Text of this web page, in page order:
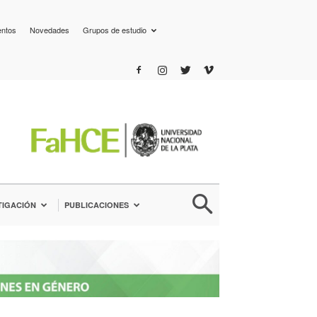
Novedades Grupos de estudio
PUBLICACIONES